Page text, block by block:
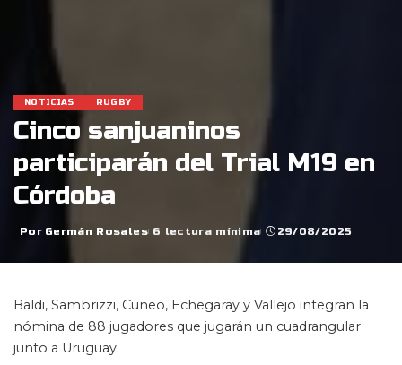
NOTICIAS RUGBY
Cinco sanjuaninos
participarán del Trial M19 en
Córdoba
Posted
Por Germán Rosales 6 lectura mínima 29/08/2025
Baldi, Sambrizzi, Cuneo, Echegaray y Vallejo integran la
nómina de 88 jugadores que jugarán un cuadrangular
junto a Uruguay.